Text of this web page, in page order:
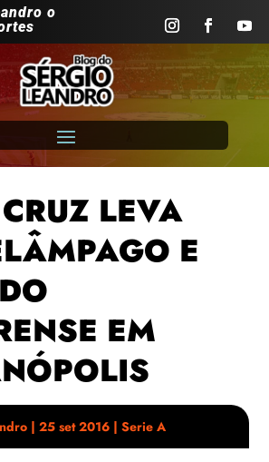
o
LEVA
E
EM
|25 set 2016 |Serie A